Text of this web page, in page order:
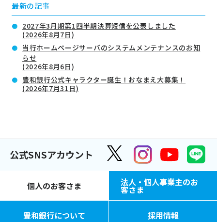
最新の記事
2027年3月期第1四半期決算短信を公表しました
(2026年8月7日)
当行ホームページサーバのシステムメンテナンスのお知
らせ
(2026年8月6日)
豊和銀行公式キャラクター誕生！おなまえ大募集！
(2026年7月31日)
公式SNSアカウント
個人のお客さま 法人・個人事業主のお
客さま
豊和銀行について 採用情報